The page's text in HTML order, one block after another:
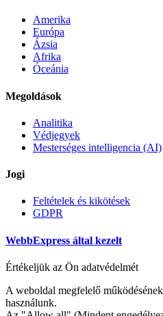
Amerika
Európa
Ázsia
Afrika
Óceánia
Megoldások
Analitika
Védjegyek
Mesterséges intelligencia (AI)
Jogi
Feltételek és kikötések
GDPR
WebbExpress által kezelt
Értékeljük az Ön adatvédelmét
A weboldal megfelelő
használunk.